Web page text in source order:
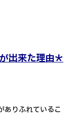
出来た理由＊
ありふれているこ